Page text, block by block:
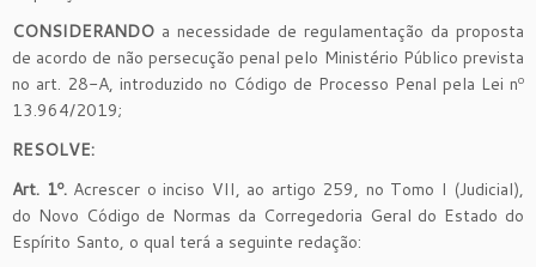
CONSIDERANDO a necessidade de regulamentação da proposta
de acordo de não persecução penal pelo Ministério Público prevista
no art. 28-A, introduzido no Código de Processo Penal pela Lei nº
13.964/2019;
RESOLVE:
Art. 1º.Acrescer o inciso VII, ao artigo 259, no Tomo I (Judicial),
do Novo Código de Normas da Corregedoria Geral do Estado do
Espírito Santo, o qual terá a seguinte redação: